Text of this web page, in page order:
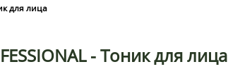
для лица
- Тоник для лица